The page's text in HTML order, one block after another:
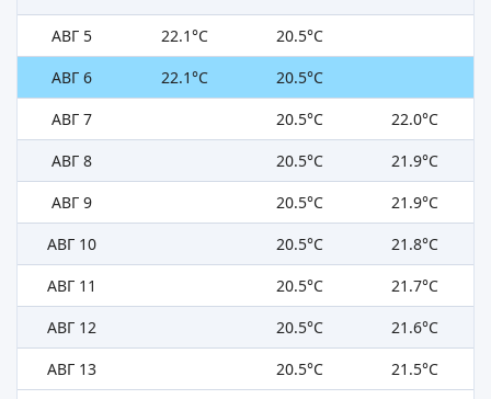
АВГ 5
22.1°C
20.5°C
АВГ 6
22.1°C
20.5°C
АВГ 7
20.5°C
22.0°C
АВГ 8
20.5°C
21.9°C
АВГ 9
20.5°C
21.9°C
АВГ 10
20.5°C
21.8°C
АВГ 11
20.5°C
21.7°C
АВГ 12
20.5°C
21.6°C
АВГ 13
20.5°C 21.5°C